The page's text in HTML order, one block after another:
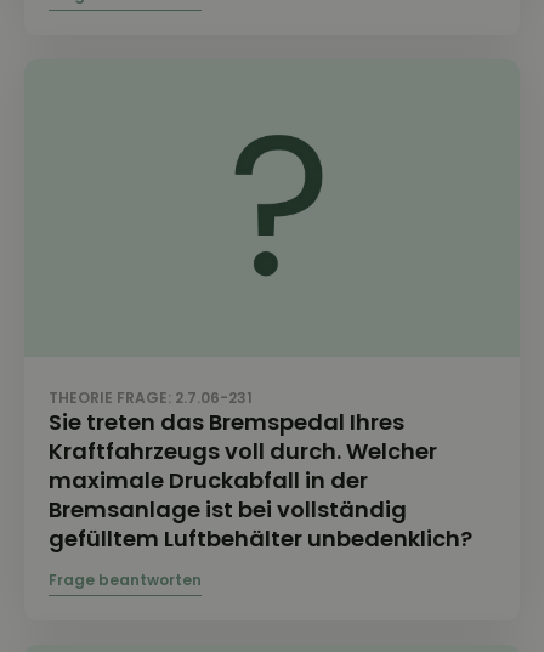
THEORIE FRAGE: 2.7.06-231
Sie treten das Bremspedal Ihres
Kraftfahrzeugs voll durch. Welcher
maximale Druckabfall in der
Bremsanlage ist bei vollständig
gefülltem Luftbehälter unbedenklich?